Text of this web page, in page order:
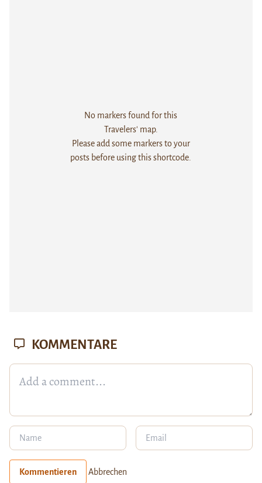
No markers found for this
Travelers' map.
Please add some markers to your
posts before using this shortcode.
KOMMENTARE
Kommentieren Abbrechen